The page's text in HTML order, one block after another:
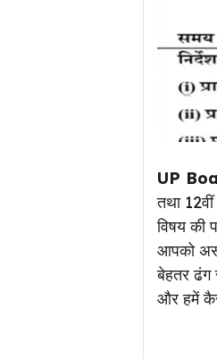
UP
तथा 12वीं
विषय की
आपको
बेहतर ढंग
और हमें कैसे